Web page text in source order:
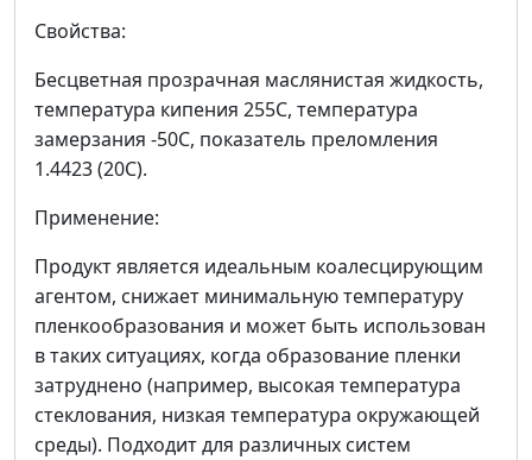
Свойства:
Бесцветная прозрачная маслянистая жидкость,
температура кипения 255С, температура
замерзания -50С, показатель преломления
1.4423 (20С).
Применение:
Продукт является идеальным коалесцирующим
агентом, снижает минимальную температуру
пленкообразования и может быть использован
в таких ситуациях, когда образование пленки
затруднено (например, высокая температура
стеклования, низкая температура окружающей
среды). Подходит для различных систем